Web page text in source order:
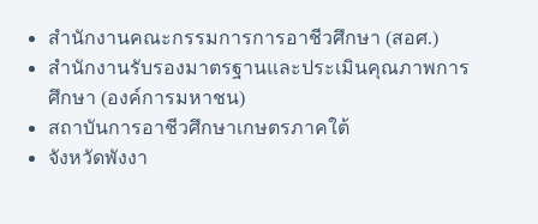
สำนักงานคณะกรรมการการอาชีวศึกษา (สอศ.)
สำนักงานรับรองมาตรฐานและประเมินคุณภาพการ
ศึกษา (องค์การมหาชน)
สถาบันการอาชีวศึกษาเกษตรภาคใต้
จังหวัดพังงา